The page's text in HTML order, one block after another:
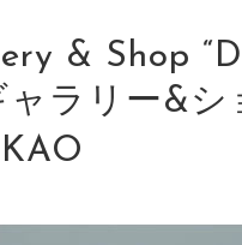
& Shop
ャラリー&